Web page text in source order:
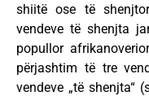
shiitë ose të
vendeve të shenjta
popullor
përjashtim të tre
vendeve „të shenjta“